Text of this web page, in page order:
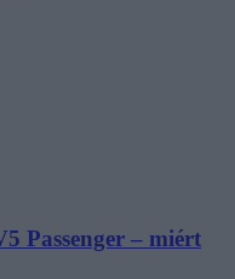
Passenger – miért